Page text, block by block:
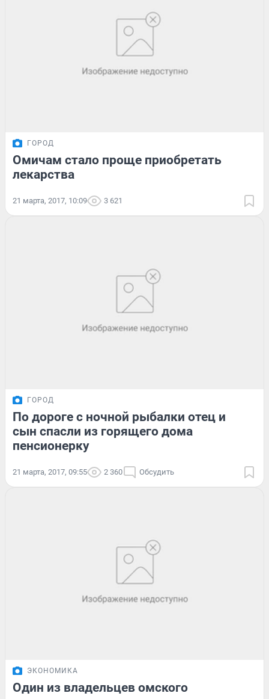
ГОРОД
Омичам стало проще приобретать
лекарства
21 марта, 2017, 10:09 3 621
ГОРОД
По дороге с ночной рыбалки отец и
сын спасли из горящего дома
пенсионерку
21 марта, 2017, 09:55 2 360 Обсудить
ЭКОНОМИКА
Один из владельцев омского